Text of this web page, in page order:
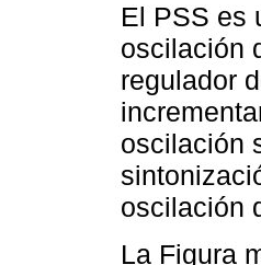
El PSS es
oscilación
regulador
oscilación
oscilación
La Figura